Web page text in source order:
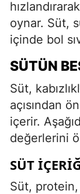
oynar. Süt,
içinde bol
SÜTÜN
Süt,
açısından
içerir.
değerlerini
SÜT
Süt,